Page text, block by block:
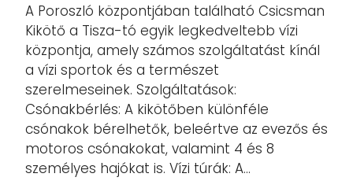
A Poroszló központjában található Csicsman
Kikötő a Tisza-tó egyik legkedveltebb vízi
központja, amely számos szolgáltatást kínál
a vízi sportok és a természet
szerelmeseinek. Szolgáltatások:
Csónakbérlés: A kikötőben különféle
csónakok bérelhetők, beleértve az evezős és
motoros csónakokat, valamint 4 és 8
személyes hajókat is. Vízi túrák: A...